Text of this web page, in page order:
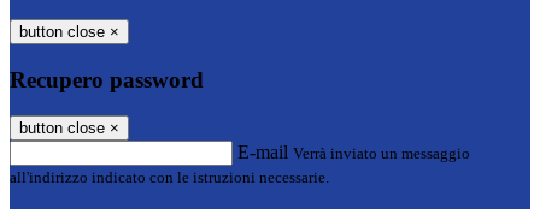
button close ×
Recupero password
button close ×
E-mail Verrà inviato un messaggio
all'indirizzo indicato con le istruzioni necessarie.